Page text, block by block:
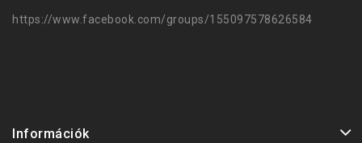
https://www.facebook.com/groups/155097578626584
Információk